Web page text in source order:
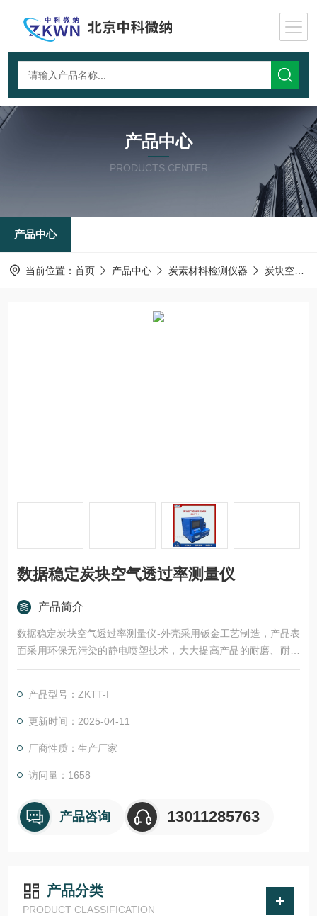
产品中心
PRODUCTS CENTER
产品中心
当前位置： 首页 产品中心 炭素材料检测仪器 炭块空气透过率测试仪
数据稳定炭块空气透过率测量仪
产品简介
数据稳定炭块空气透过率测量仪-外壳采用钣金工艺制造，产品表
面采用环保无污染的静电喷塑技术，大大提高产品的耐磨、耐腐
蚀性能。该仪器所用真空泵、传感器及其控制元件均严格测试，
C）控制，实验过程和数据全智能化处理；通过软件可实现远程
监控和数据分析。便捷的人机交互界面、高精度，智能化的测量
产品型号：ZKTT-I
更新时间：2025-04-11
厂商性质：生产厂家
访问量：1658
产品咨询 13011285763
产品分类
PRODUCT CLASSIFICATION